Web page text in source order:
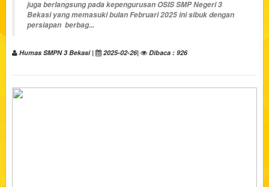
juga berlangsung pada kepengurusan OSIS SMP Negeri 3
Bekasi yang memasuki bulan Februari 2025 ini sibuk dengan
persiapan berbag...
Humas SMPN 3 Bekasi | 2025-02-26| Dibaca : 926